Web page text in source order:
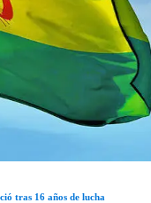
tras 16 años de lucha